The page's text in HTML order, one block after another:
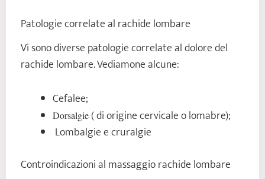
Patologie correlate al rachide lombare
Vi sono diverse patologie correlate al dolore del
rachide lombare. Vediamone alcune:
Cefalee;
Dorsalgie ( di origine cervicale o lomabre);
Lombalgie e cruralgie
Controindicazioni al massaggio rachide lombare